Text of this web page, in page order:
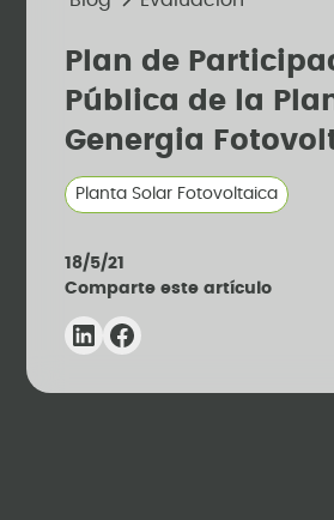
Plan de
Pública de la
Genergia
Planta Solar Fotovoltaica
18/5/21
Comparte este artículo